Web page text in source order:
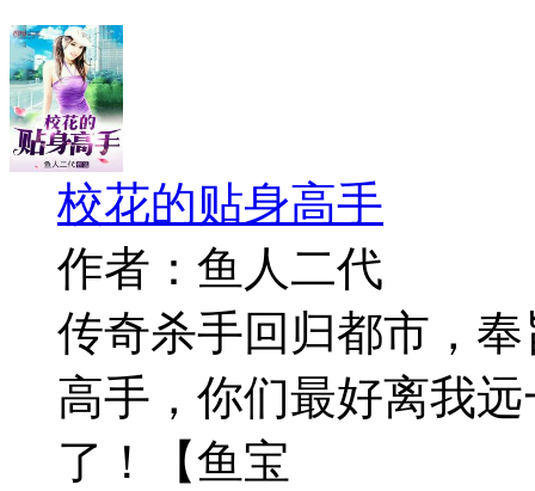
校花的贴身高手
作者：鱼人二代
传奇杀手回归都市，
高手，你们最好离我
了！【鱼宝